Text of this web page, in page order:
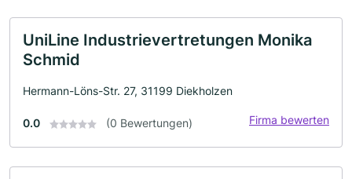
UniLine Industrievertretungen Monika
Schmid
Hermann-Löns-Str. 27, 31199 Diekholzen
0.0 (0 Bewertungen) Firma bewerten